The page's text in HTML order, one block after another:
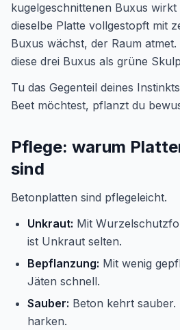
kugelgeschnittenen Buxus wirkt
dieselbe Platte vollgestopft mit
Buxus wächst, der Raum
diese drei Buxus als grüne
Tu das Gegenteil deines
Beet möchtest, pflanzt du
Pflege: warum
sind
Betonplatten sind pflegeleicht.
Unkraut: Mit
ist Unkraut selten.
Bepflanzung: Mit wenig
Jäten schnell.
Sauber: Beton kehrt sauber.
harken.